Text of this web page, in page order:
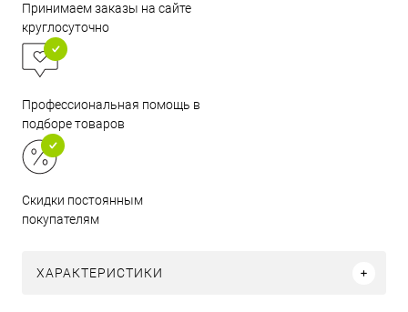
Принимаем заказы на сайте
круглосуточно
Профессиональная помощь в
подборе товаров
Скидки постоянным
покупателям
ХАРАКТЕРИСТИКИ